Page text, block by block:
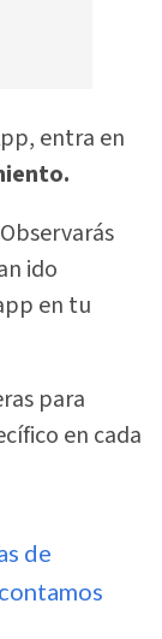
entra en
Observarás
ido
en tu
para
en cada
de